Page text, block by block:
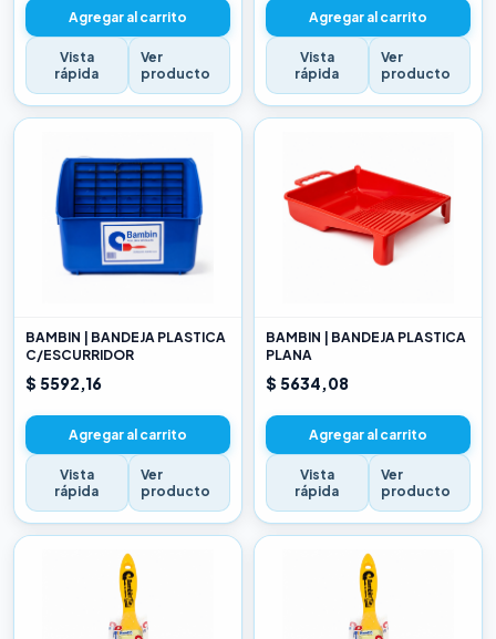
Agregar al carrito
Vista
rápida
Ver
producto
Agregar al carrito
Vista
rápida
Ver
producto
BAMBIN | BANDEJA PLASTICA
C/ESCURRIDOR
$ 5592,16
Agregar al carrito
Vista
rápida
Ver
producto
BAMBIN | BANDEJA PLASTICA
PLANA
$ 5634,08
Agregar al carrito
Vista
rápida
Ver
producto